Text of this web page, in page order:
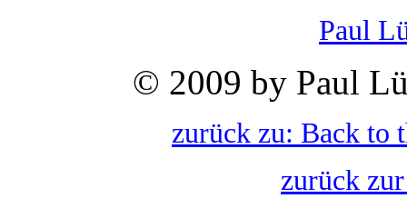
Paul
© 2009 by Paul
zurück zu: Back to
zurück